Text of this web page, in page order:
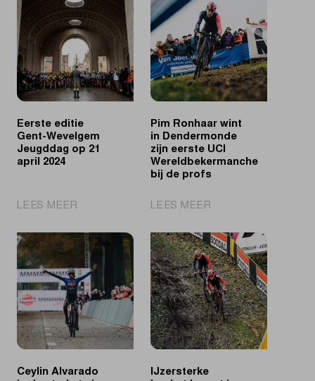
Eerste editie
Gent-Wevelgem
Jeugddag op 21
april 2024
LEES MEER
editie
Gent-
Wevelgem
Jeugddag
op
21
april
2024
Pim Ronhaar wint
in Dendermonde
zijn eerste UCI
Wereldbekermanche
bij de profs
LEES MEER
Ronhaar
wint
in
Dendermonde
zijn
eerste
UCI
Wereldbekermanche
Ceylin Alvarado
IJzersterke